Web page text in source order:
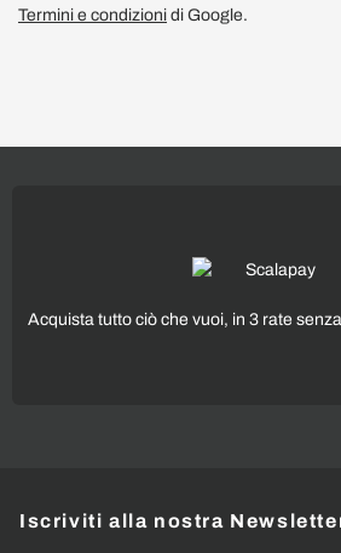
Termini e condizioni di Google.
Acquista tutto ciò che vuoi, in 3 rate
Iscriviti alla nostra